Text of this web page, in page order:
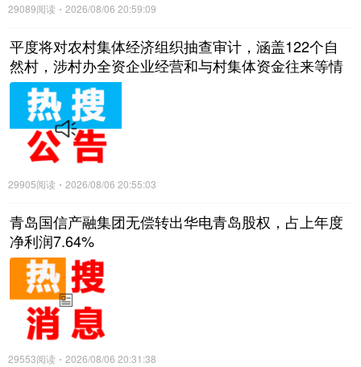
29089阅读 2026/08/06 20:59:09
平度将对农村集体经济组织抽查审计，涵盖122个自
然村，涉村办全资企业经营和与村集体资金往来等情
况
29905阅读 2026/08/06 20:55:03
青岛国信产融集团无偿转出华电青岛股权，占上年度
净利润7.64%
29553阅读 2026/08/06 20:31:38